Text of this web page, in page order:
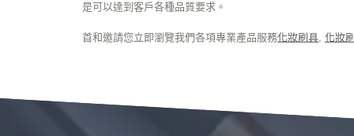
是可以達到客戶各種品質要求。
首和邀請您立即瀏覽我們各項專業產品服務化妝刷具, 化妝